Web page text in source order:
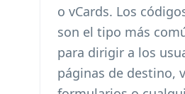
o vCards. Los
son el tipo más
para dirigir a los
páginas de destino,